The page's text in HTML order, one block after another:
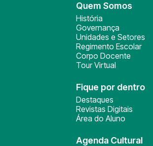
Quem Somos
História
Governança
Unidades e Setores
Regimento Escolar
Corpo Docente
Tour Virtual
Fique por dentro
Destaques
Revistas Digitais
Área do Aluno
Agenda Cultural